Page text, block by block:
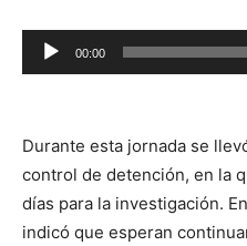
Reproductor
de
00:00
Durante esta jornada se
control de detención, en la
días para la investigación.
indicó que esperan